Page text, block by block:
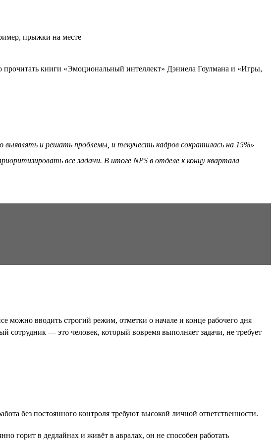
прыжки на месте
книги «Эмоциональный интеллект» Дэниела Гоулмана и «Игры,
выявлять и решать проблемы, и текучесть кадров сократилась на 15%»
все задачи. В итоге NPS в отделе к концу квартала
можно вводить строгий режим, отметки о начале и конце рабочего дня
сотрудник — это человек, который вовремя выполняет задачи, не требует
без постоянного контроля требуют высокой личной ответственности.
горит в дедлайнах и живёт в авралах, он не способен работать